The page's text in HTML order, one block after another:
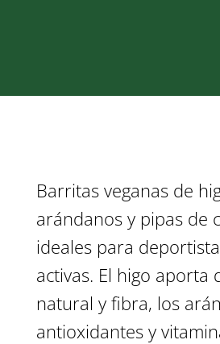
Barritas veganas de
arándanos y pipas de
ideales para
activas. El higo aporta
natural y fibra, los
antioxidantes y